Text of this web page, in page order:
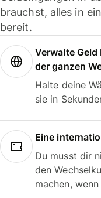
brauchst, alles in
bereit.
Verwalte
der ganzen
Halte deine
sie in
Eine
Du musst dir
den
machen,